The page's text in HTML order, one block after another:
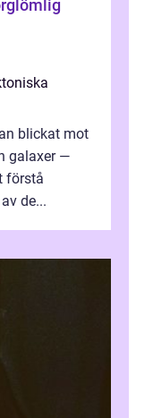
blickat mot
galaxer —
förstå
de...